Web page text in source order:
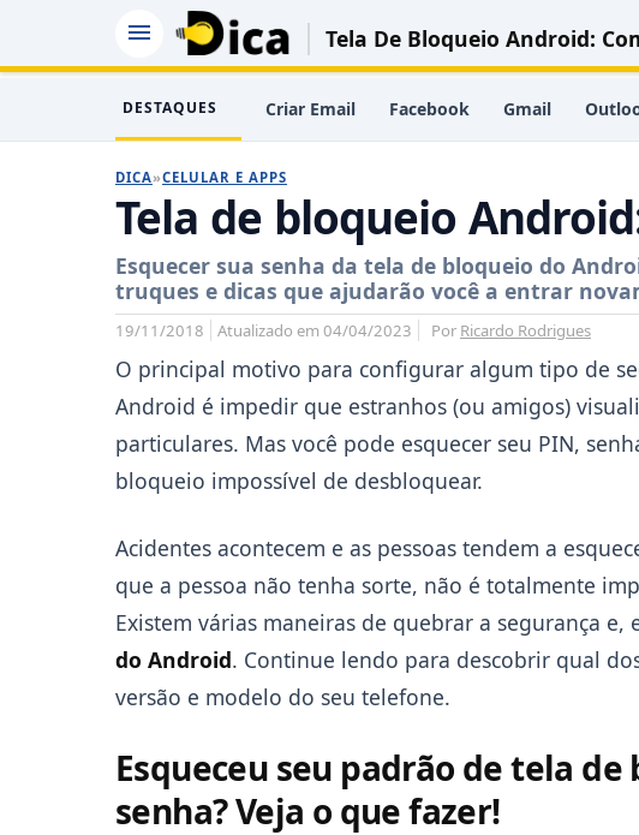
Tela De Bloqueio Android:
DESTAQUES Criar Email Facebook Gmail
DICA»CELULAR E APPS
Tela de bloqueio
Esquecer sua senha da tela de bloqueio do
truques e dicas que ajudarão você a entrar
19/11/2018 Atualizado em 04/04/2023 Por Ricardo Rodrigues
O principal motivo para configurar algum tipo de
Android é impedir que estranhos (ou amigos)
particulares. Mas você pode esquecer seu PIN,
bloqueio impossível de desbloquear.
Acidentes acontecem e as pessoas tendem a
que a pessoa não tenha sorte, não é totalmente
Existem várias maneiras de quebrar a segurança e,
do Android. Continue lendo para descobrir qual
versão e modelo do seu telefone.
Esqueceu seu padrão de tela
senha? Veja o que fazer!